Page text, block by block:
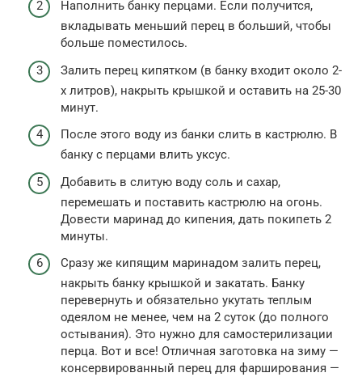
Наполнить банку перцами. Если получится,
вкладывать меньший перец в больший, чтобы
больше поместилось.
Залить перец кипятком (в банку входит около 2-
х литров), накрыть крышкой и оставить на 25-30
минут.
После этого воду из банки слить в кастрюлю. В
банку с перцами влить уксус.
Добавить в слитую воду соль и сахар,
перемешать и поставить кастрюлю на огонь.
Довести маринад до кипения, дать покипеть 2
минуты.
Сразу же кипящим маринадом залить перец,
накрыть банку крышкой и закатать. Банку
перевернуть и обязательно укутать теплым
одеялом не менее, чем на 2 суток (до полного
остывания). Это нужно для самостерилизации
перца. Вот и все! Отличная заготовка на зиму —
консервированный перец для фарширования —